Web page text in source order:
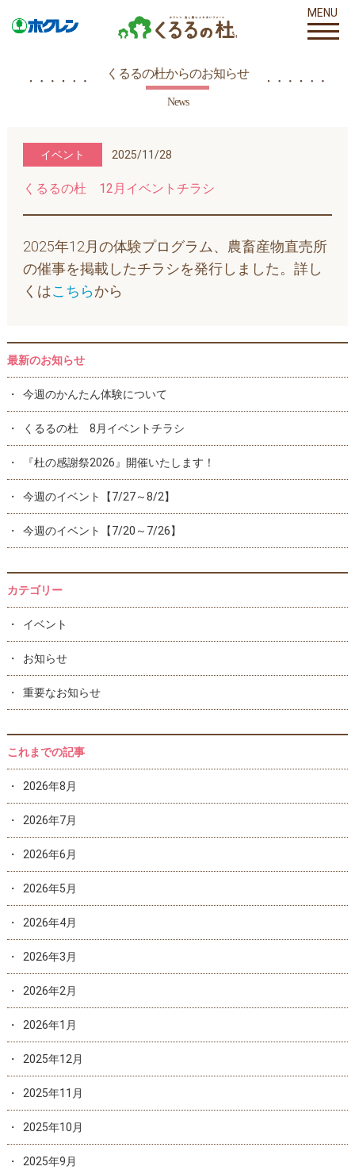
MENU
くるるの杜からのお知らせ
News
イベント 2025/11/28
くるるの杜 12月イベントチラシ
2025年12月の体験プログラム、農畜産物直売所
の催事を掲載したチラシを発行しました。詳し
くはこちらから
最新のお知らせ
今週のかんたん体験について
くるるの杜 8月イベントチラシ
『杜の感謝祭2026』開催いたします！
今週のイベント【7/27～8/2】
今週のイベント【7/20～7/26】
カテゴリー
イベント
お知らせ
重要なお知らせ
これまでの記事
2026年8月
2026年7月
2026年6月
2026年5月
2026年4月
2026年3月
2026年2月
2026年1月
2025年12月
2025年11月
2025年10月
2025年9月